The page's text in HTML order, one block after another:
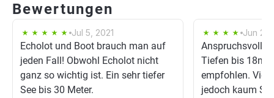
Bewertungen
Jul 5, 2021
Echolot und Boot brauch man auf
jeden Fall! Obwohl Echolot nicht
ganz so wichtig ist. Ein sehr tiefer
See bis 30 Meter.
Jun 21,
Tiefen bis 18m.
empfohlen.
jedoch kaum